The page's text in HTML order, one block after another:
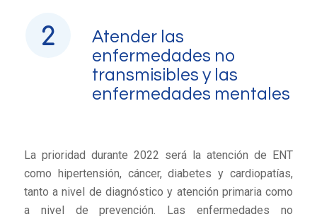
Atender las
enfermedades no
transmisibles y las
enfermedades mentales
La prioridad durante 2022 será la atención de ENT
como hipertensión, cáncer, diabetes y cardiopatías,
tanto a nivel de diagnóstico y atención primaria como
a nivel de prevención. Las enfermedades no